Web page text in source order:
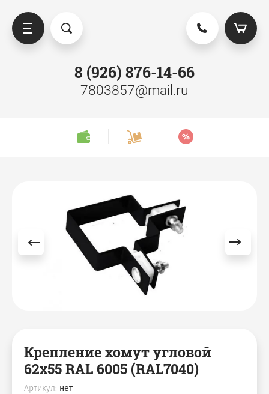
8 (926) 876-14-66
7803857@mail.ru
Крепление хомут угловой
62х55 RAL 6005 (RAL7040)
Артикул: нет